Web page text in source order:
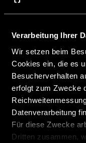
Verarbeitung Ihrer
Wir setzen beim
Cookies ein, die es
Besucherverhalten
erfolgt zum Zwecke
Datenverarbeitung
Für diese Zwecke
Dritten zusammen,
Ihre Rechte als
Ja, ich möchte
und regelmäßig
Aktionen
und jederzeit